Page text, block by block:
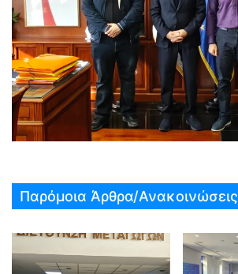
Παρόμοια Άρθρα/Ανακοινώσεις